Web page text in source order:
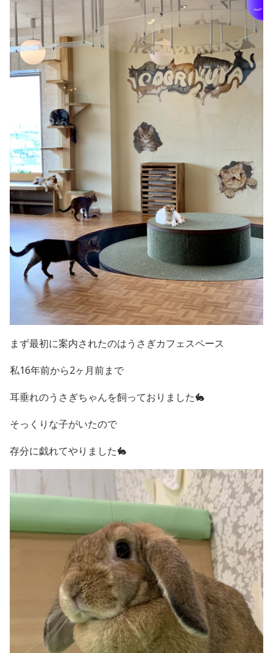
まず最初に案内されたのはうさぎカフェスペース
私16年前から2ヶ月前まで
耳垂れのうさぎちゃんを飼っておりました🐇
そっくりな子がいたので
存分に戯れてやりました🐇